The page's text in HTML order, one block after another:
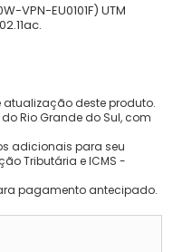
VPN-EU0101F) UTM
deste produto.
Rio Grande do Sul, com
adicionais para seu
Tributária e ICMS -
pagamento antecipado.